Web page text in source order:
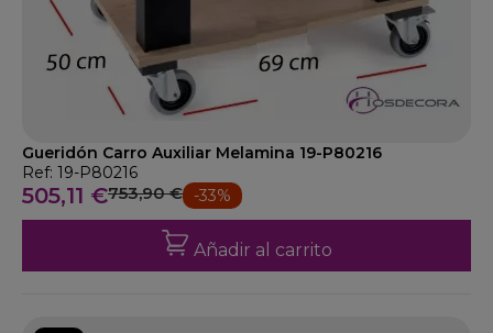
Gueridón Carro Auxiliar Melamina 19-P80216
Ref: 19-P80216
505,11 €753,90 € -33%
Añadir al carrito